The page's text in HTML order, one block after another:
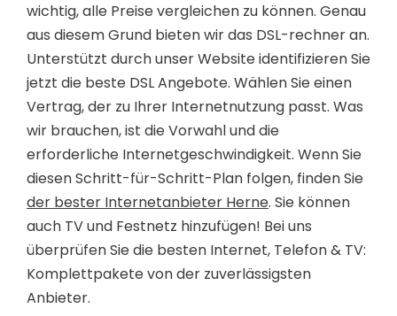
wichtig, alle Preise vergleichen zu können. Genau
aus diesem Grund bieten wir das DSL-rechner an.
Unterstützt durch unser Website identifizieren Sie
jetzt die beste DSL Angebote. Wählen Sie einen
Vertrag, der zu Ihrer Internetnutzung passt. Was
wir brauchen, ist die Vorwahl und die
erforderliche Internetgeschwindigkeit. Wenn Sie
diesen Schritt-für-Schritt-Plan folgen, finden Sie
der bester Internetanbieter Herne. Sie können
auch TV und Festnetz hinzufügen! Bei uns
überprüfen Sie die besten Internet, Telefon & TV:
Komplettpakete von der zuverlässigsten
Anbieter.